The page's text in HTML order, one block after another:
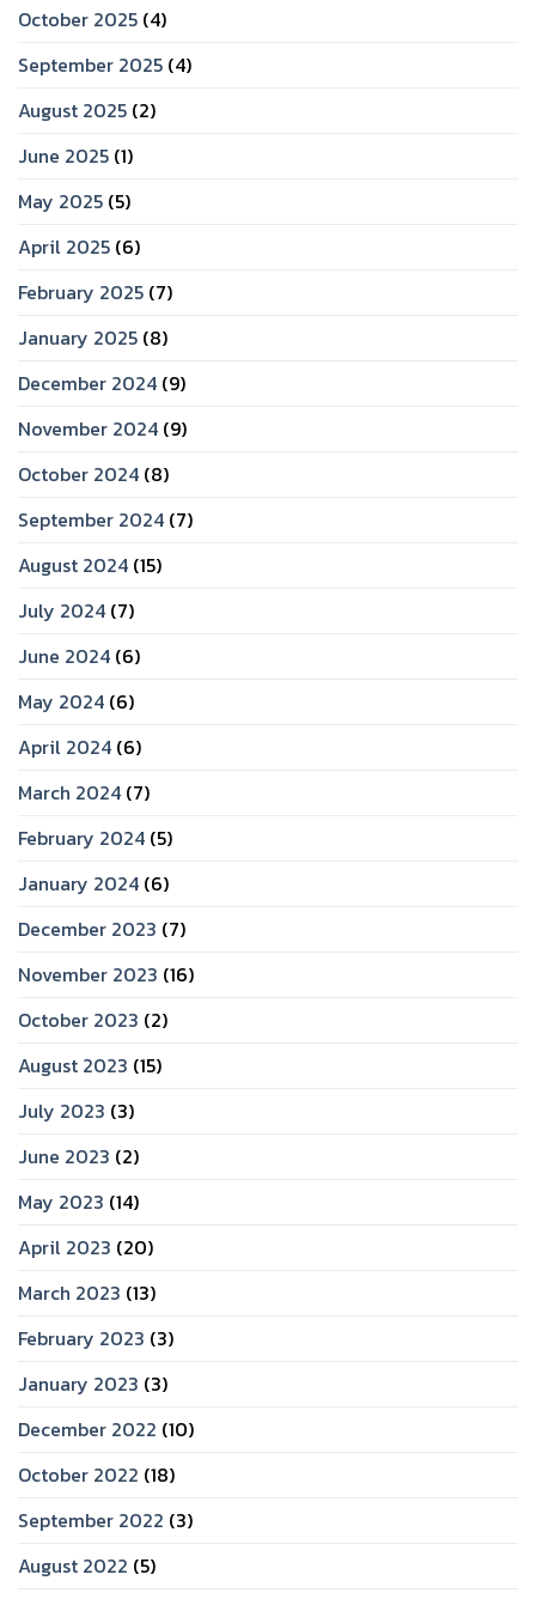
October 2025 (4)
September 2025 (4)
August 2025 (2)
June 2025 (1)
May 2025 (5)
April 2025 (6)
February 2025 (7)
January 2025 (8)
December 2024 (9)
November 2024 (9)
October 2024 (8)
September 2024 (7)
August 2024 (15)
July 2024 (7)
June 2024 (6)
May 2024 (6)
April 2024 (6)
March 2024 (7)
February 2024 (5)
January 2024 (6)
December 2023 (7)
November 2023 (16)
October 2023 (2)
August 2023 (15)
July 2023 (3)
June 2023 (2)
May 2023 (14)
April 2023 (20)
March 2023 (13)
February 2023 (3)
January 2023 (3)
December 2022 (10)
October 2022 (18)
September 2022 (3)
August 2022 (5)